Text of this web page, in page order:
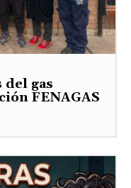
del gas
FENAGAS